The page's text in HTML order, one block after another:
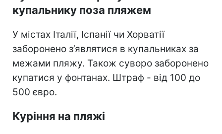
купальнику поза пляжем
У містах Італії, Іспанії чи Хорватії
заборонено з’являтися в купальниках за
межами пляжу. Також суворо заборонено
купатися у фонтанах. Штраф - від 100 до
500 євро.
Куріння на пляжі